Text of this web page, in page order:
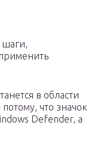
шаги,
в области
что значок
Defender, а